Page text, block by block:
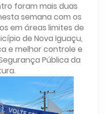
foram mais duas
semana com os
em áreas limites de
de Nova Iguaçu,
e melhor controle e
Pública da